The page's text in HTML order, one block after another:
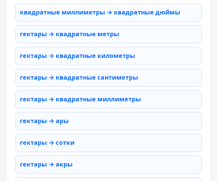
квадратные миллиметры → квадратные дюймы
гектары → квадратные метры
гектары → квадратные километры
гектары → квадратные сантиметры
гектары → квадратные миллиметры
гектары → ары
гектары → сотки
гектары → акры